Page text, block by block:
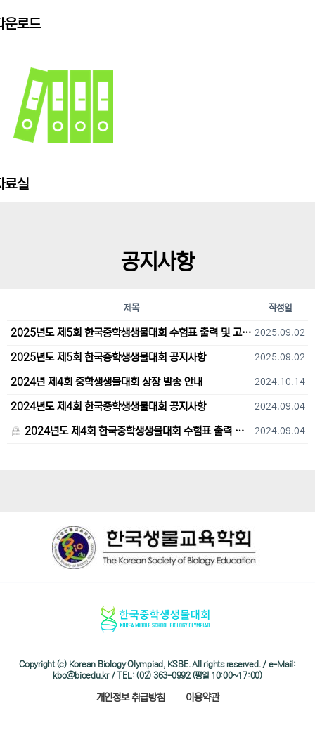
운로드
료실
공지사항
제목 작성일
2025년도 제5회 한국중학생생물대회 수험표 출력 및 고사장 오시는 길 안내 2025.09.02
2025년도 제5회 한국중학생생물대회 공지사항 2025.09.02
2024년 제4회 중학생생물대회 상장 발송 안내 2024.10.14
2024년도 제4회 한국중학생생물대회 공지사항 2024.09.04
2024년도 제4회 한국중학생생물대회 수험표 출력 및 고사장 오시는 길 안내 2024.09.04
Copyright (c) Korean Biology Olympiad, KSBE. All rights reserved. / e-Mail:
kbo@bioedu.kr / TEL: (02) 363-0992 (평일 10:00~17:00)
개인정보 취급방침 이용약관